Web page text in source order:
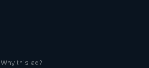
Why this ad?